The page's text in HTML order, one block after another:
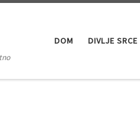
DOM DIVLJE SRCE